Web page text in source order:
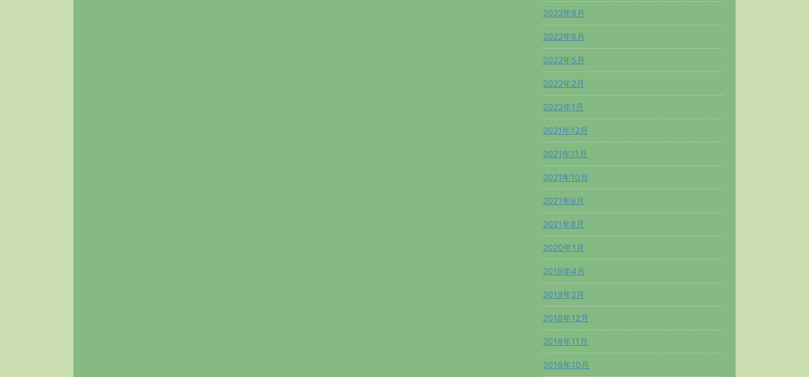
2022年9月
2022年6月
2022年5月
2022年2月
2022年1月
2021年12月
2021年11月
2021年10月
2021年9月
2021年8月
2020年1月
2019年4月
2019年2月
2018年12月
2018年11月
2018年10月